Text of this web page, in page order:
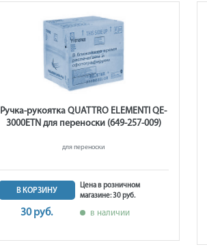
Ручка-рукоятка QUATTRO ELEMENTI QE-
3000ETN для переноски (649-257-009)
для переноски
В КОРЗИНУ
30 руб.
Цена в розничном
магазине: 30 руб.
в наличии